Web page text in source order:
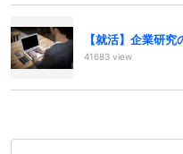
【就活】企業研
41683 view